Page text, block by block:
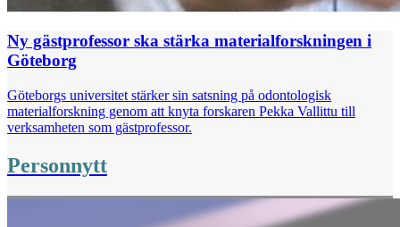
Ny gästprofessor ska stärka materialforskningen i
Göteborg
Göteborgs universitet stärker sin satsning på odontologisk
materialforskning genom att knyta forskaren Pekka Vallittu till
verksamheten som gästprofessor.
Personnytt